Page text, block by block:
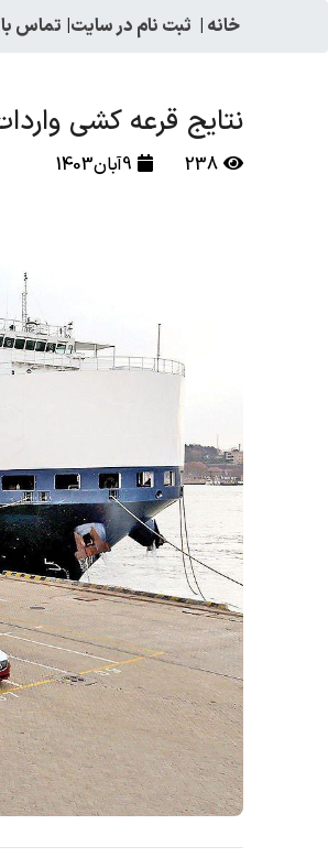
خانه | ثبت نام در سایت| تماس
نتایج قرعه کشی واردات خودروی
238 9آبان1403